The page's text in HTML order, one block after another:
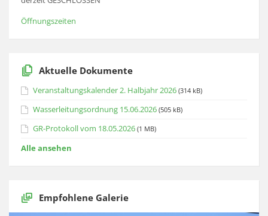
Öffnungszeiten
Aktuelle Dokumente
Veranstaltungskalender 2. Halbjahr 2026 (314 kB)
Wasserleitungsordnung 15.06.2026 (505 kB)
GR-Protokoll vom 18.05.2026 (1 MB)
Alle ansehen
Empfohlene Galerie